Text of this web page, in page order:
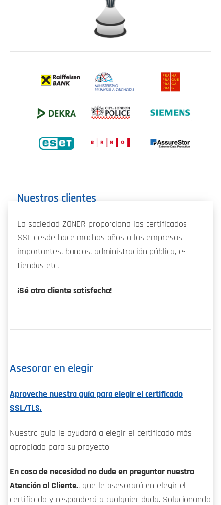
Nuestros clientes
La sociedad ZONER proporciona los certificados
SSL desde hace muchos años a las empresas
importantes, bancos, administración pública, e-
tiendas etc.
¡Sé otro cliente satisfecho!
Asesorar en elegir
Aproveche nuestra guía para elegir el certificado
SSL/TLS.
Nuestra guía le ayudará a elegir el certificado más
apropiado para su proyecto.
En caso de necesidad no dude en preguntar nuestra
Atención al Cliente., que le asesorará en elegir el
certificado y responderá a cualquier duda. Solucionando